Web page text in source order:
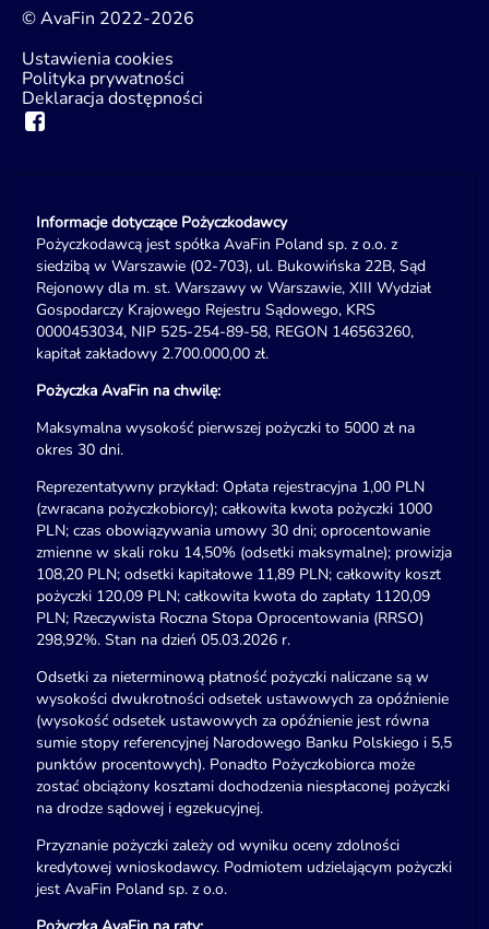
© AvaFin 2022-2026
Ustawienia cookies
Polityka prywatności
Deklaracja dostępności
Informacje dotyczące Pożyczkodawcy
Pożyczkodawcą jest spółka AvaFin Poland sp. z o.o. z
siedzibą w Warszawie (02-703), ul. Bukowińska 22B, Sąd
Rejonowy dla m. st. Warszawy w Warszawie, XIII Wydział
Gospodarczy Krajowego Rejestru Sądowego, KRS
0000453034, NIP 525-254-89-58, REGON 146563260,
kapitał zakładowy 2.700.000,00 zł.
Pożyczka AvaFin na chwilę:
Maksymalna wysokość pierwszej pożyczki to 5000 zł na
okres 30 dni.
Reprezentatywny przykład: Opłata rejestracyjna 1,00 PLN
(zwracana pożyczkobiorcy); całkowita kwota pożyczki 1000
PLN; czas obowiązywania umowy 30 dni; oprocentowanie
zmienne w skali roku 14,50% (odsetki maksymalne); prowizja
108,20 PLN; odsetki kapitałowe 11,89 PLN; całkowity koszt
pożyczki 120,09 PLN; całkowita kwota do zapłaty 1120,09
PLN; Rzeczywista Roczna Stopa Oprocentowania (RRSO)
298,92%. Stan na dzień 05.03.2026 r.
Odsetki za nieterminową płatność pożyczki naliczane są w
wysokości dwukrotności odsetek ustawowych za opóźnienie
(wysokość odsetek ustawowych za opóźnienie jest równa
sumie stopy referencyjnej Narodowego Banku Polskiego i 5,5
punktów procentowych). Ponadto Pożyczkobiorca może
zostać obciążony kosztami dochodzenia niespłaconej pożyczki
na drodze sądowej i egzekucyjnej.
Przyznanie pożyczki zależy od wyniku oceny zdolności
kredytowej wnioskodawcy. Podmiotem udzielającym pożyczki
jest AvaFin Poland sp. z o.o.